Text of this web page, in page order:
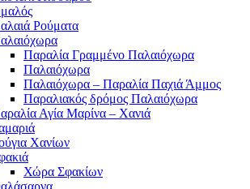
Ρούματα
Παραλία Γραμμένο Παλαιόχωρα
Παλαιόχωρα
Παλαιόχωρα – Παραλία Παχιά Άμμος
Παραλιακός δρόμος Παλαιόχωρα
Αγία Μαρίνα – Χανιά
Χανίων
Χώρα Σφακίων